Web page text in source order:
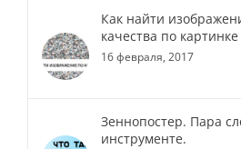
Как найти
качества по картинке
16 февраля, 2017
Зеннопостер. Пара
инструменте.